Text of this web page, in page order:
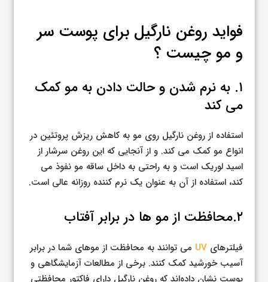
فواید روغن نارگیل برای پوست سر
و مو چیست ؟
۱. به نرم شدن و حالت دادن به مو کمک
می کند
استفاده از روغن نارگیل روی مو به کاهش ریزش پروتئین در
انواع مو کمک می کند. و از آنجایی که این روغن سرشار از
اسید لوریک است و به راحتی به داخل ساقه مو نفوذ می
کند، استفاده از آن به عنوان یک نرم کننده روزانه عالی است.
۲.محافظت از مو ها در برابر آفتاب
فیلترهایUV می توانند به محافظت از موهای شما در برابر
آسیب خورشید کمک کنند. برخی از مطالعات آزمایشگاهی و
پوست نشان داده‌اند که روغن نارگیل دارای فاکتور محافظتی